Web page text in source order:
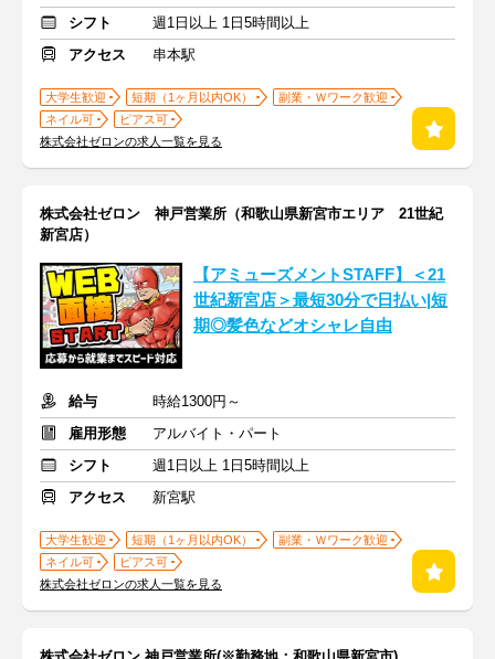
シフト
週1日以上 1日5時間以上
アクセス
串本駅
大学生歓迎 短期（1ヶ月以内OK）
副業・Ｗワーク歓迎
ネイル可
ピアス可
株式会社ゼロンの求人一覧を見る
株式会社ゼロン 神戸営業所（和歌山県新宮市エリア 21世紀
新宮店）
【アミューズメントSTAFF】＜21
世紀新宮店＞最短30分で日払い|短
期◎髪色などオシャレ自由
給与
時給1300円～
雇用形態
アルバイト・パート
シフト
週1日以上 1日5時間以上
アクセス
新宮駅
大学生歓迎 短期（1ヶ月以内OK）
副業・Ｗワーク歓迎
ネイル可
ピアス可
株式会社ゼロンの求人一覧を見る